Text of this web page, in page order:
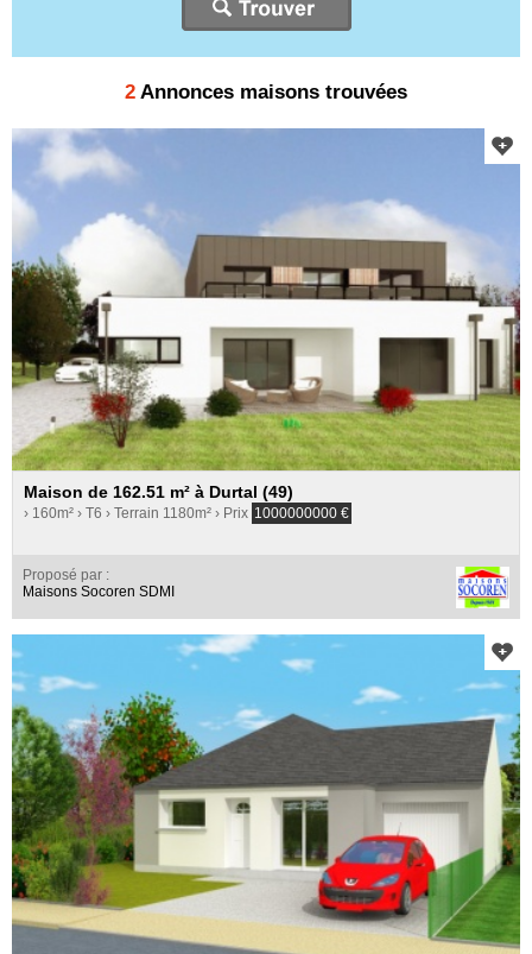
2 Annonces maisons trouvées
Maison de 162.51 m² à Durtal (49)
› 160m² › T6 › Terrain 1180m² › Prix 1000000000 €
Proposé par :
Maisons Socoren SDMI